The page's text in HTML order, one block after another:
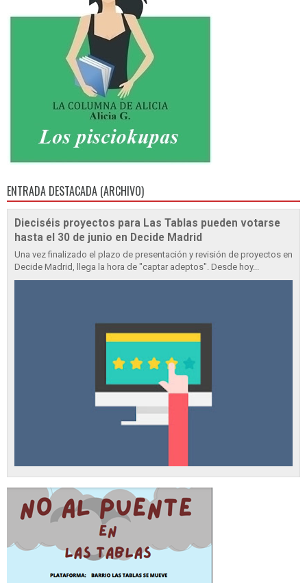
ENTRADA DESTACADA (ARCHIVO)
Dieciséis proyectos para Las Tablas pueden votarse
hasta el 30 de junio en Decide Madrid
Una vez finalizado el plazo de presentación y revisión de proyectos en
Decide Madrid, llega la hora de "captar adeptos". Desde hoy...